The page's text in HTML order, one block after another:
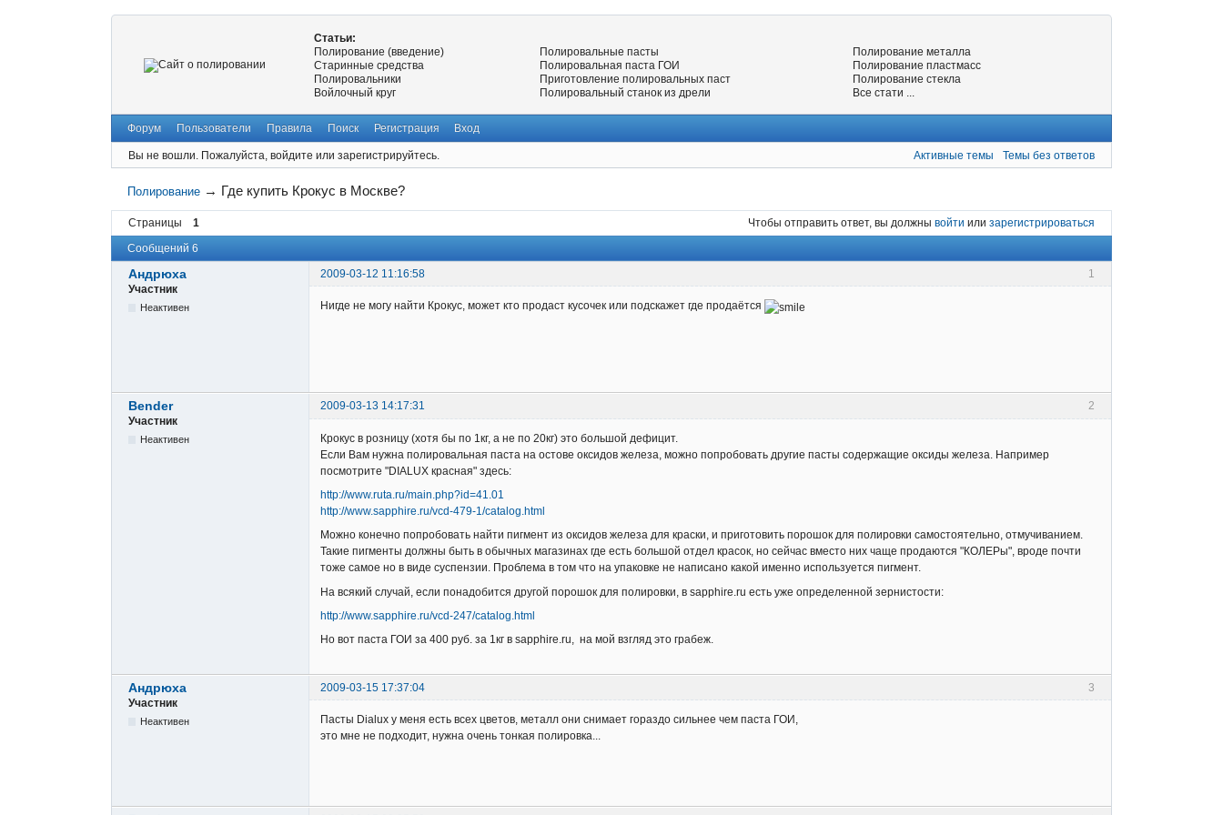
Статьи:
Полирование (введение)
Старинные средства
Полировальники
Войлочный круг
Полировальные пасты
Полировальная паста ГОИ
Приготовление полировальных паст
Полировальный станок из дрели
Полирование металла
Полирование пластмасс
Полирование стекла
Все стати ...
Форум Пользователи Правила Поиск Регистрация Вход
Вы не вошли. Пожалуйста, войдите или зарегистрируйтесь. Активные темы Темы без ответов
Полирование → Где купить Крокус в Москве?
Страницы 1 Чтобы отправить ответ, вы должны войти или зарегистрироваться
Сообщений 6
1
Андрюха
2009-03-12 11:16:58
Участник
Неактивен Нигде не могу найти Крокус, может кто продаст кусочек или подскажет где продаётся
2
Bender
2009-03-13 14:17:31
Участник
Неактивен
Крокус в розницу (хотя бы по 1кг, а не по 20кг) это большой дефицит.
Если Вам нужна полировальная паста на остове оксидов железа, можно попробовать другие пасты содержащие оксиды железа. Например
посмотрите "DIALUX красная" здесь:
http://www.ruta.ru/main.php?id=41.01
http://www.sapphire.ru/vcd-479-1/catalog.html
Можно конечно попробовать найти пигмент из оксидов железа для краски, и приготовить порошок для полировки самостоятельно, отмучиванием.
Такие пигменты должны быть в обычных магазинах где есть большой отдел красок, но сейчас вместо них чаще продаются "КОЛЕРы", вроде почти
тоже самое но в виде суспензии. Проблема в том что на упаковке не написано какой именно используется пигмент.
На всякий случай, если понадобится другой порошок для полировки, в sapphire.ru есть уже определенной зернистости:
http://www.sapphire.ru/vcd-247/catalog.html
Но вот паста ГОИ за 400 руб. за 1кг в sapphire.ru, на мой взгляд это грабеж.
3
Андрюха
2009-03-15 17:37:04
Участник
Неактивен
Пасты Dialux у меня есть всех цветов, металл они снимает гораздо сильнее чем паста ГОИ,
это мне не подходит, нужна очень тонкая полировка...